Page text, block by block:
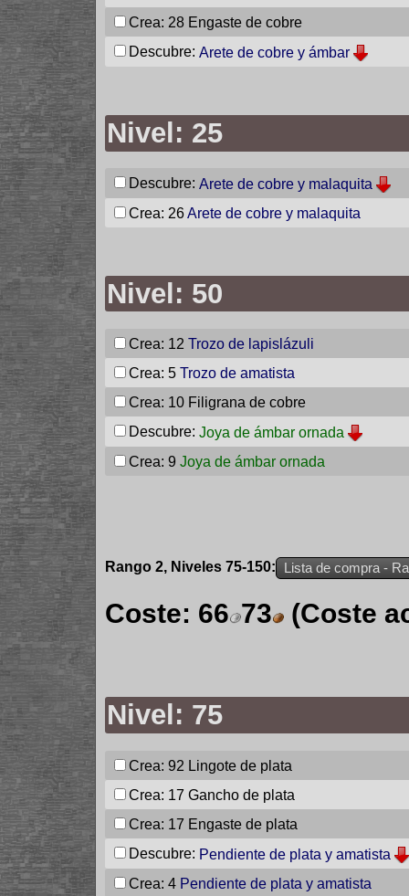
Crea: 28 Engaste de cobre
Descubre: Arete de cobre y ámbar
Nivel: 25
Descubre: Arete de cobre y malaquita
Crea: 26Arete de cobre y malaquita
Nivel: 50
Crea: 12 Trozo de lapislázuli
Crea: 5 Trozo de amatista
Crea: 10 Filigrana de cobre
Descubre: Joya de ámbar ornada
Crea: 9 Joya de ámbar ornada
Rango 2, Niveles 75-150: Lista de compra -
Coste: 66 73 (Coste
Nivel: 75
Crea: 92 Lingote de plata
Crea: 17 Gancho de plata
Crea: 17 Engaste de plata
Descubre: Pendiente de plata y amatista
Crea: 4 Pendiente de plata y amatista